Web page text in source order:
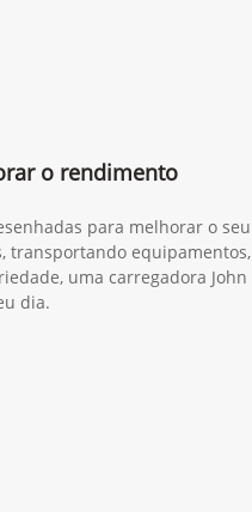
o rendimento
para melhorar o seu
transportando equipamentos,
uma carregadora John
dia.